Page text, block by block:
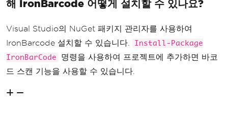
해 IronBarcode 어떻게 설치할 수 있나요?
Visual Studio의 NuGet 패키지 관리자를 사용하여
IronBarcode 설치할 수 있습니다.
Install-Package
IronBarCode
명령을 사용하여 프로젝트에 추가하면 바코
드 스캔 기능을 사용할 수 있습니다.